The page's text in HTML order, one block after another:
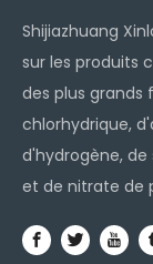
Shijiazhuang
sur les produits
des plus
chlorhydrique,
d'hydrogène,
et de nitrate de